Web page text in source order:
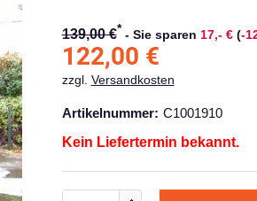
139,00 €* - Sie sparen 17,- €(-
122,00 €
zzgl. Versandkosten
Artikelnummer: C1001910
Kein Liefertermin bekannt.